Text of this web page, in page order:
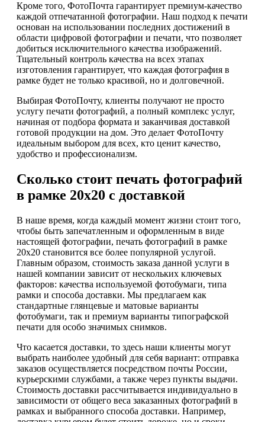
Кроме того, ФотоПочта гарантирует премиум-качество
каждой отпечатанной фотографии. Наш подход к печати
основан на использовании последних достижений в
области цифровой фотографии и печати, что позволяет
добиться исключительного качества изображений.
Тщательный контроль качества на всех этапах
изготовления гарантирует, что каждая фотография в
рамке будет не только красивой, но и долговечной.
Выбирая ФотоПочту, клиенты получают не просто
услугу печати фотографий, а полный комплекс услуг,
начиная от подбора формата и заканчивая доставкой
готовой продукции на дом. Это делает ФотоПочту
идеальным выбором для всех, кто ценит качество,
удобство и профессионализм.
Сколько стоит печать фотографий
в рамке 20х20 с доставкой
В наше время, когда каждый момент жизни стоит того,
чтобы быть запечатленным и оформленным в виде
настоящей фотографии, печать фотографий в рамке
20х20 становится все более популярной услугой.
Главным образом, стоимость заказа данной услуги в
нашей компании зависит от нескольких ключевых
факторов: качества используемой фотобумаги, типа
рамки и способа доставки. Мы предлагаем как
стандартные глянцевые и матовые варианты
фотобумаги, так и премиум варианты типографской
печати для особо значимых снимков.
Что касается доставки, то здесь наши клиенты могут
выбрать наиболее удобный для себя вариант: отправка
заказов осуществляется посредством почты России,
курьерскими службами, а также через пункты выдачи.
Стоимость доставки рассчитывается индивидуально в
зависимости от общего веса заказанных фотографий в
рамках и выбранного способа доставки. Например,